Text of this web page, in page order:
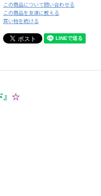
この商品について問い合わせる
この商品を友達に教える
買い物を続ける
☆